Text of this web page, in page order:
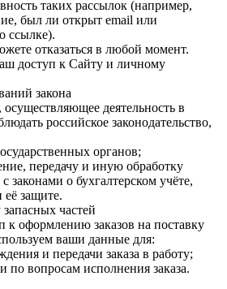
таких рассылок (например,
был ли открыт email или
ссылке).
отказаться в любой момент.
доступ к Сайту и личному
закона
деятельность в
российское законодательство,
органов;
передачу и иную обработку
законами о бухгалтерском учёте,
защите.
частей
к оформлению заказов на поставку
ваши данные для:
и передачи заказа в работу;
по вопросам исполнения заказа.